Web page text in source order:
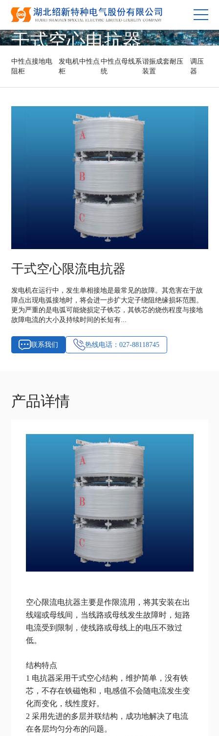
干式空心电抗器
中性点接地电
阻柜
发电机中性点
柜
中性点母线系
统
谐振成套耐压
装置
调压
器
干式空心限流电抗器
发电机在运行中，发生单相接地是最常见的故障。其危害在于故
障点出现电弧接地时，将会进一步扩大定子绕阻绝缘损坏范围。
更为严重的是电弧可能烧损定子铁芯，其铁芯的烧伤程度与接地
故障电流的大小及持续时间的长短有...
联系我们 热线电话：027-88118745
产品详情
空心限流电抗器主要是作限流用，将其安装在出
线端或母线间，当线路或母线发生故障时，短路
电流受到限制，使线路或母线上的电压不致过
低。
结构特点
1 电抗器采用干式空心结构，维护简单，没有铁
芯，不存在铁磁饱和，电感值不会随电流发生变
化而变化，线性度好。
2 采用先进的多层并联结构，成功地解决了电流
在各层均匀分布的问题。